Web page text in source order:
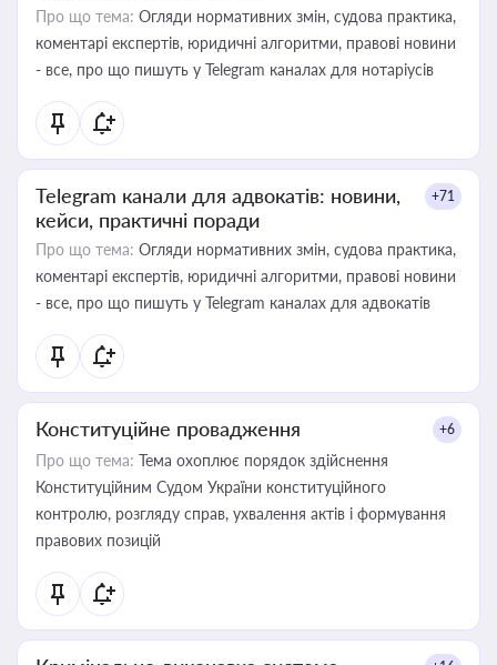
Про що тема: Огляди нормативних змін, судова практика,
коментарі експертів, юридичні алгоритми, правові новини
- все, про що пишуть у Telegram каналах для нотаріусів
Telegram канали для адвокатів: новини,
кейси, практичні поради
+71
Про що тема: Огляди нормативних змін, судова практика,
коментарі експертів, юридичні алгоритми, правові новини
- все, про що пишуть у Telegram каналах для адвокатів
Конституційне провадження +6
Про що тема: Тема охоплює порядок здійснення
Конституційним Судом України конституційного
контролю, розгляду справ, ухвалення актів і формування
правових позицій